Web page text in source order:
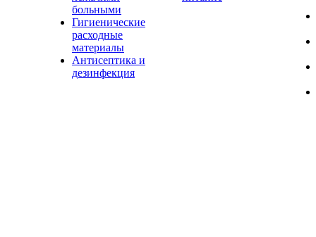
больными
Гигиенические
расходные
материалы
Антисептика и
дезинфекция